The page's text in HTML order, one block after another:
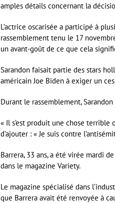
amples détails concernant la
L’actrice oscarisée a participé à
rassemblement tenu le 17
un avant-goût de ce que cela
Sarandon faisait partie des stars
américain Joe Biden à exiger un
Durant le rassemblement,
« Il s’est produit une chose
d’ajouter : « Je suis contre
Barrera, 33 ans, a été virée mardi
dans le magazine Variety.
Le magazine spécialisé dans
que Barrera avait été renvoyée à